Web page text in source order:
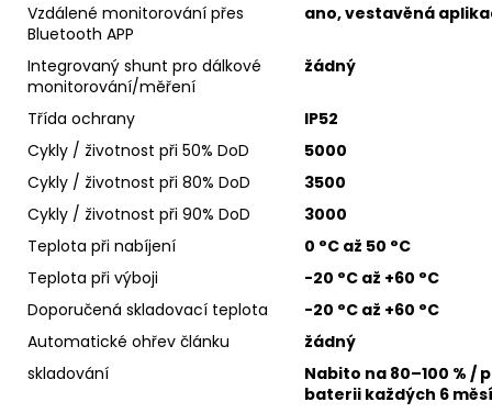
Vzdálené monitorování přes
Bluetooth APP
ano, vestavěná
Integrovaný shunt pro dálkové
monitorování/měření
žádný
Třída ochrany
IP52
Cykly / životnost při 50% DoD
5000
Cykly / životnost při 80% DoD
3500
Cykly / životnost při 90% DoD
3000
Teplota při nabíjení
0 °C až 50 °C
Teplota při výboji
-20 °C až +60 °C
Doporučená skladovací teplota
-20 °C až +60 °C
Automatické ohřev článku
žádný
skladování
Nabito na 80–100 %
baterii každých 6